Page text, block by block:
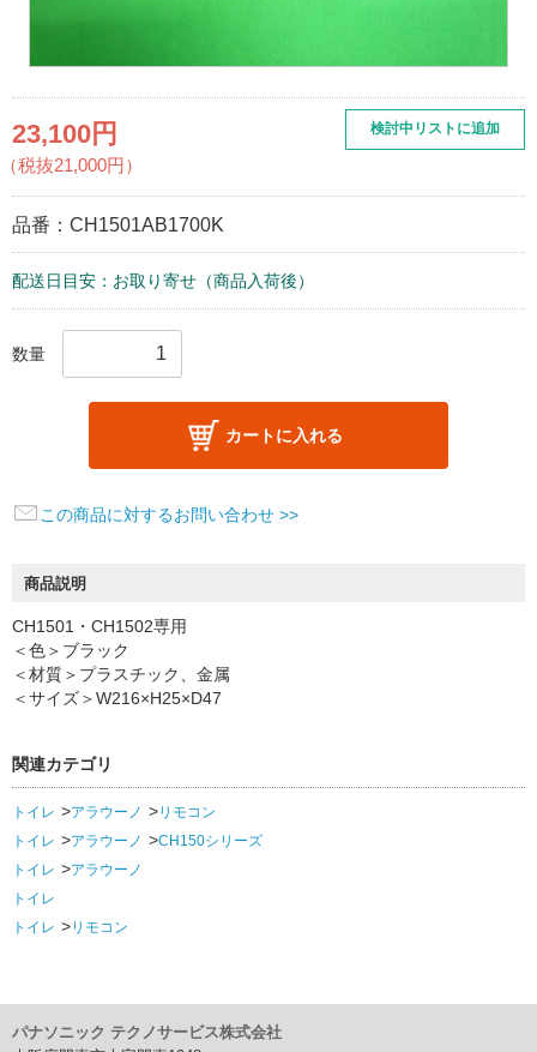
23,100円
（税抜21,000円）
品番： CH1501AB1700K
配送日目安：お取り寄せ（商品入荷後）
検討中リストに追加
数量
カートに入れる
この商品に対するお問い合わせ >>
商品説明
CH1501・CH1502専用
＜色＞ブラック
＜材質＞プラスチック、金属
＜サイズ＞W216×H25×D47
関連カテゴリ
トイレ アラウーノ
リモコン
トイレ
アラウーノ
CH150シリーズ
トイレ
アラウーノ
トイレ
トイレ
リモコン
パナソニック テクノサービス株式会社